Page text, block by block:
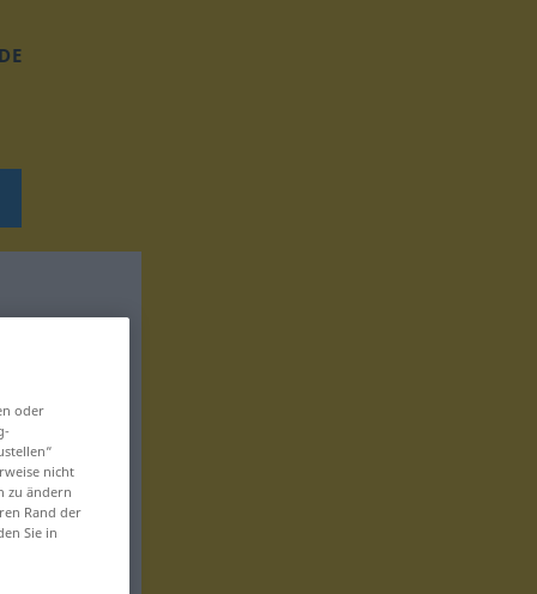
oder
nicht
zu ändern
Rand der
Sie in